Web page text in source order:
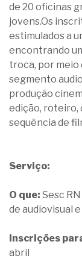
de 20 oficinas
jovens.Os
estimulados a
encontrando
troca, por meio
segmento
produção
edição, roteiro,
sequência de
Serviço:
O que: Sesc
de audiovisual
Inscrições
abril